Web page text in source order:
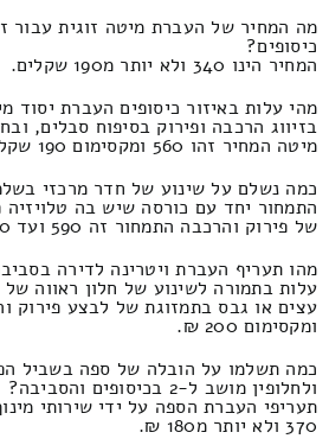
מה המחיר של העברת מיטה זוגית עבור
כיסופים?
המחיר הינו 340 ולא יותר מ190 שקלים.
מהי עלות באיזור כיסופים העברת יסוד
בזיווג הרכבה ופירוק בסיפוח סבלים,
מיטה המחיר זהו 560 ומקסימום 190 שקל.
כמה נשלם על שינוע של חדר מרכזי
התמחור יחד עם כורסה שיש בה טלויזיה
של פירוק והרכבה התמחור זה 590 ועד 370 שקל.
מהו תעריף העברת ויטרינה לדירה
עלות בתמורה לשינוע של חלון ראווה של
ומקסימום 200 ₪.
כמה תשלמו על הובלה של ספה בשביל
ולחלופין מושב ל-2 בכיסופים והסביבה?
תעריפי העברת הספה על ידי שירותי
370 ולא יותר מ180 ₪.